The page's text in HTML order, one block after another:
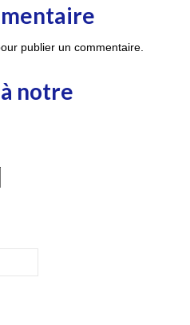
publier un commentaire.
notre